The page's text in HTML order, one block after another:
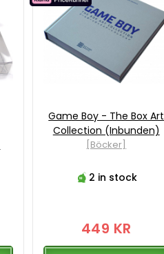
Game Boy - The Box Art
Collection (Inbunden)
[Böcker]
2 in stock
449 KR